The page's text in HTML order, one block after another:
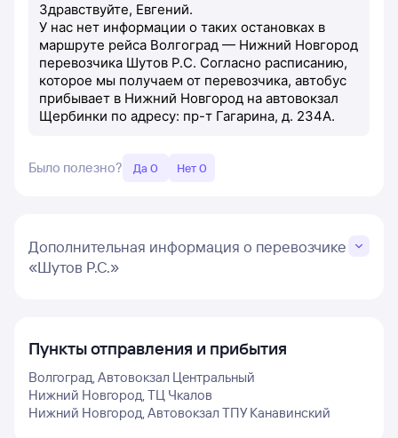
Здравствуйте, Евгений.
У нас нет информации о таких остановках в
маршруте рейса Волгоград — Нижний Новгород
перевозчика Шутов Р.С. Согласно расписанию,
которое мы получаем от перевозчика, автобус
прибывает в Нижний Новгород на автовокзал
Щербинки по адресу: пр-т Гагарина, д. 234А.
Было полезно? Да 0 Нет 0
Дополнительная информация о перевозчике
«Шутов Р.С.»
Пункты отправления и прибытия
Волгоград, Автовокзал Центральный
Нижний Новгород, ТЦ Чкалов
Нижний Новгород, Автовокзал ТПУ Канавинский